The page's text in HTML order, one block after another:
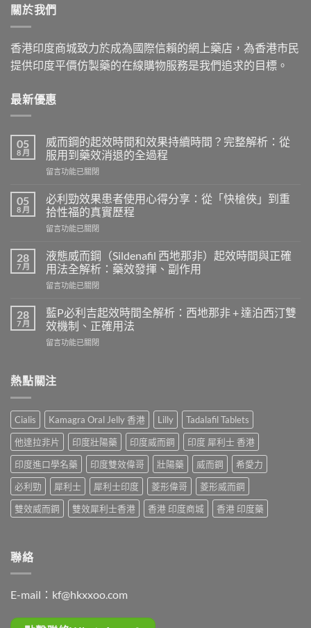
關於我們
香港印度商城致力於成為國際信賴的網上藥店，為香港市民
提供印度平價仿製藥的在線購物服務是我們追求的目標。
最新優惠
05
8 月
威而鋼的起效時間和效果持續時間？完整解析：從
服用到藥效消退的全過程
在
而
鋼
的
起
時
間
和
效
持
續
間？
解
服
用
到
藥
效
消
的
全
留言功能已關閉
05
8 月
必利勁效果患者使用心得分享：從「快槍俠」到重
拾性福的真實歷程
在
利
勁
效
果
者
使
用
心
享：
槍
俠」
到
重
拾
性
的
真
留言功能已關閉
28
7 月
液態威而鋼（Sildenafil 西地那非）起效時間與正確
用法全解析：藥效發揮、副作用
在
態
威
而
鋼
地
起
效
時
間
與
正
用
法
揮、
留言功能已關閉
28
7 月
藍P必利吉起效時間全解析：西地那非 + 達泊西汀雙
效機制、正確用法
在
必
利
起
效
時
間
全
解
析：
西
地
那
汀
雙
機
留言功能已關閉
熱點關注
Cialis Kamagra Oral Jelly 香港 Lilly
Tadalafil Tablets
他達拉非片
印度壯陽藥 印度威而鋼
印度 犀利士 香港
印度進口學名藥
印度雙效偉哥 壯陽藥 威而鋼
希愛力
必利勁
犀利士 犀利士印度 菱形偉哥
菱形威而鋼
雙效威而鋼
雙效犀利士香港 香港 印度商城 香港 印度藥
聯絡
E-mail： kf@hkxxoo.com